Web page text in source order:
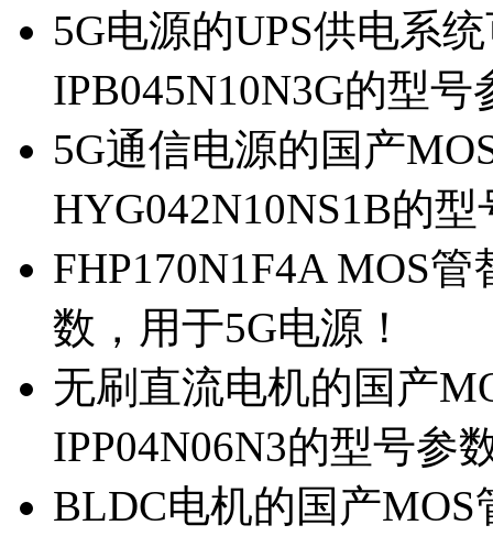
5G电源的UPS供电系
IPB045N10N3G的型号
5G通信电源的国产
HYG042N10NS1B的
FHP170N1F4A MOS
数，用于5G电源！
无刷直流电机的国产
IPP04N06N3的型号参
BLDC电机的国产MOS